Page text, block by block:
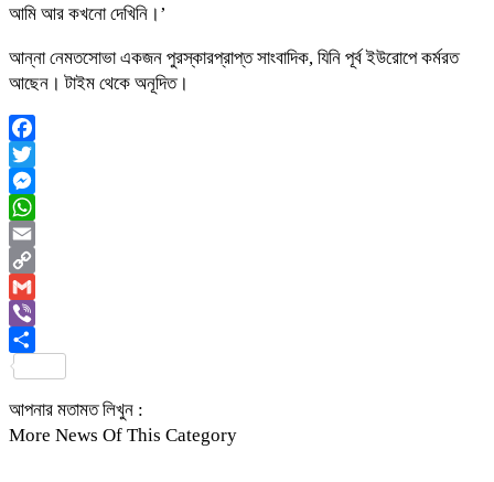
আমি আর কখনো দেখিনি।’
আন্না নেমতসোভা একজন পুরস্কারপ্রাপ্ত সাংবাদিক, যিনি পূর্ব ইউরোপে কর্মরত
আছেন। টাইম থেকে অনূদিত।
Facebook
Twitter
Messenger
WhatsApp
Email
Copy
Link
Gmail
Viber
আপনার মতামত লিখুন :
More News Of This Category